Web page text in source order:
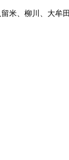
米、柳川、大牟